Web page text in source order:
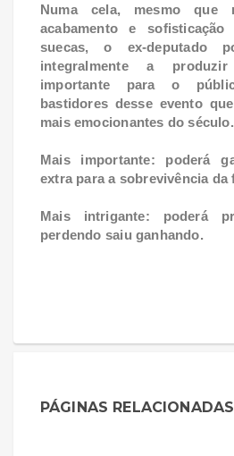
Numa cela, mesmo que
acabamento e sofisticação
suecas, o ex-deputado
integralmente a
importante para o
bastidores desse evento
mais emocionantes do século.
Mais importante: poderá
extra para a sobrevivência da
Mais intrigante: poderá
perdendo saiu ganhando.
PÁGINAS